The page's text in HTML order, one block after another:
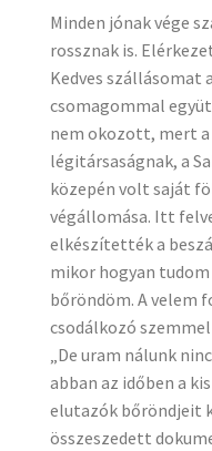
Minden jónak vége
rossznak is.
Kedves szállásomat
csomagommal
nem okozott, mert
légitársaságnak, a
közepén volt saját
végállomása. Itt
elkészítették a
mikor hogyan
bőröndöm. A velem
csodálkozó
„De uram nálunk
abban az időben a
elutazók bőröndjeit
összeszedett